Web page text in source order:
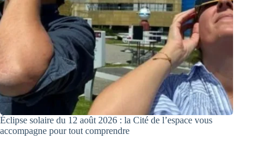
Éclipse solaire du 12 août 2026 : la Cité de l’espace vous
accompagne pour tout comprendre